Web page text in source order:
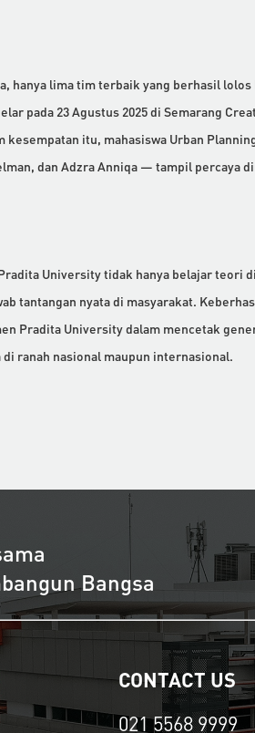
hanya lima tim terbaik yang berhasil
pada 23 Agustus 2025 di Semarang
itu, mahasiswa Urban
dan Adzra Anniqa — tampil percaya
University tidak hanya belajar teori
tantangan nyata di masyarakat.
Pradita University dalam mencetak
ranah nasional maupun internasional.
Bangsa
CONTACT US
021 5568 9999